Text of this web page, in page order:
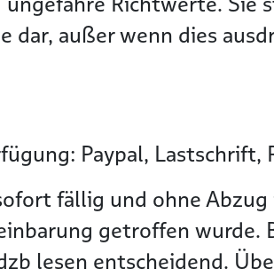
außer wenn dies
Paypal, Lastschrift,
fällig und ohne
getroffen wurde.
lesen entscheidend.